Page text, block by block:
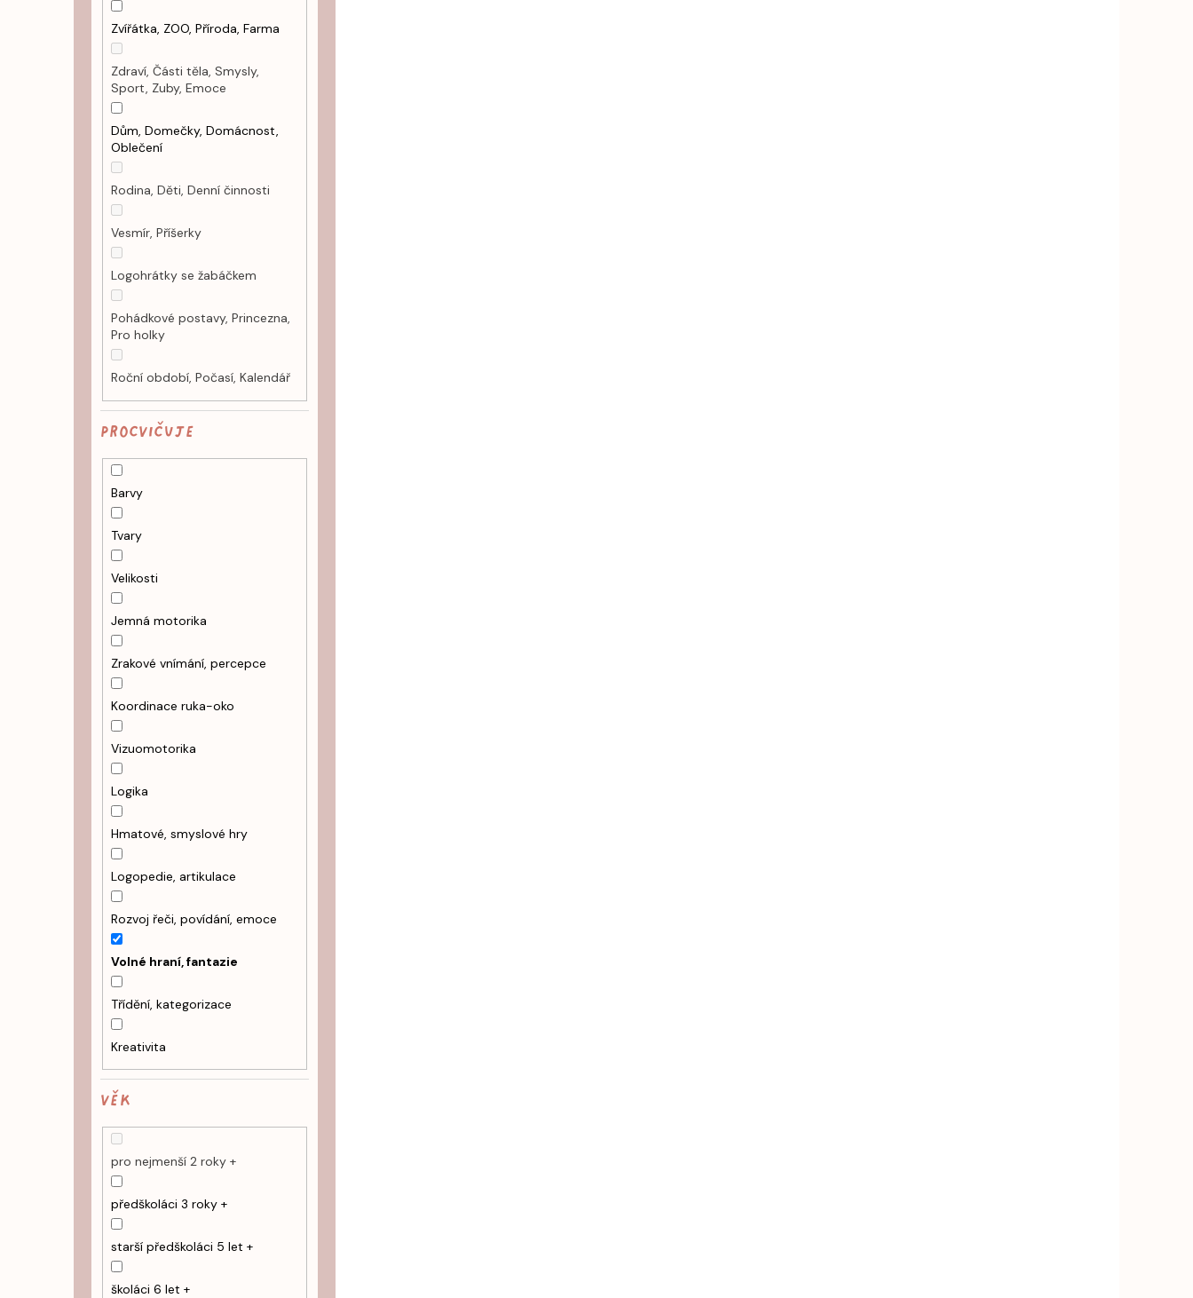
Zvířátka, ZOO, Příroda, Farma
Zdraví, Části těla, Smysly,
Sport, Zuby, Emoce
Dům, Domečky, Domácnost,
Oblečení
Rodina, Děti, Denní činnosti
Vesmír, Příšerky
Logohrátky se žabáčkem
Pohádkové postavy, Princezna,
Pro holky
Roční období, Počasí, Kalendář
PROCVIČUJE
Barvy
Tvary
Velikosti
Jemná motorika
Zrakové vnímání, percepce
Koordinace ruka-oko
Vizuomotorika
Logika
Hmatové, smyslové hry
Logopedie, artikulace
Rozvoj řeči, povídání, emoce
Volné hraní, fantazie
Třídění, kategorizace
Kreativita
VĚK
pro nejmenší 2 roky +
předškoláci 3 roky +
starší předškoláci 5 let +
školáci 6 let +